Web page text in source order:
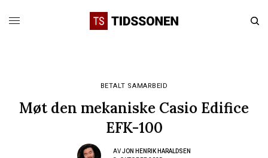
BETALT SAMARBEID
Møt den mekaniske Casio Edifice
EFK-100
AVJON HENRIK HARALDSEN